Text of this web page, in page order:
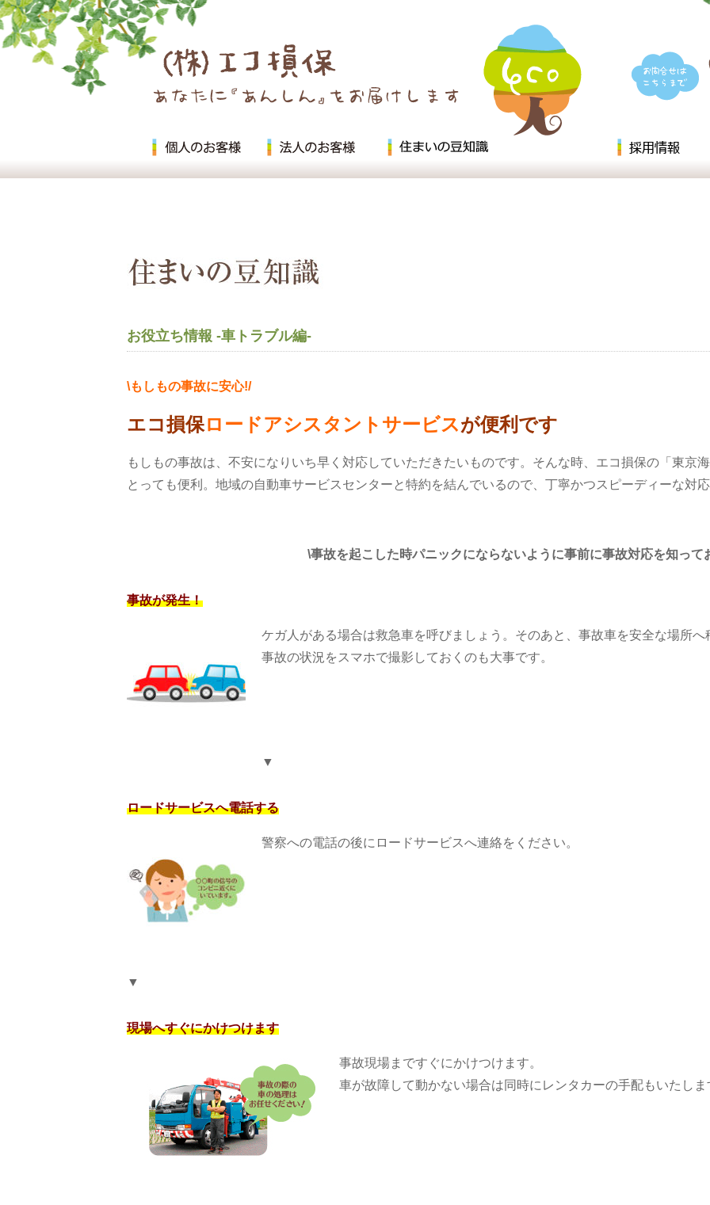
お役立ち情報 -車トラブル編-
\もしもの事故に安心!/
エコ損保ロードアシスタントサービスが便利です
もしもの事故は、不安になりいち早く対応していただきたいものです。そんな時、エコ損保の「東京
とっても便利。地域の自動車サービスセンターと特約を結んでいるので、丁寧かつスピーディーな対
\事故を起こした時パニックにならないように事前に事故対応を知って
事故が発生！
ケガ人がある場合は救急車を呼びましょう。そのあと、事故車を安全な場所へ
事故の状況をスマホで撮影しておくのも大事です。
▼
ロードサービスへ電話する
警察への電話の後にロードサービスへ連絡をください。
▼
現場へすぐにかけつけます
事故現場まですぐにかけつけます。
車が故障して動かない場合は同時にレンタカーの手配もいたしま